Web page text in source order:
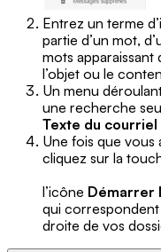
Entrez un terme
partie d’un mot,
mots apparaissant
l’objet ou le
Un menu
une recherche
Texte du courriel
Une fois que vous
cliquez sur la
l’icône Démarrer
qui
droite de vos